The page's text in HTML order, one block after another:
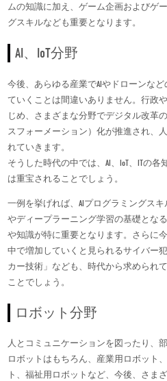
ムの知識に加え、ゲーム企画およびゲ
グスキルなども重要となります。
AI、IoT分野
今後、あらゆる産業でAIやドローンなど
ていくことは間違いありません。行政
じめ、さまざまな分野でデジタル改革
スフォーメーション）化が推進され、
れていきます。
そうした時代の中では、AI、IoT、ITの
は重宝されることでしょう。
一例を挙げれば、AIプログラミングス
やディープラーニング学習の基礎とな
や知識が特に重要となります。さらに今
中で増加していくと見られるサイバー
カー技術」なども、時代から求められ
ことでしょう。
ロボット分野
人とコミュニケーションを図ったり、
ロボットはもちろん、産業用ロボット
ト、福祉用ロボットなど、今後、さま